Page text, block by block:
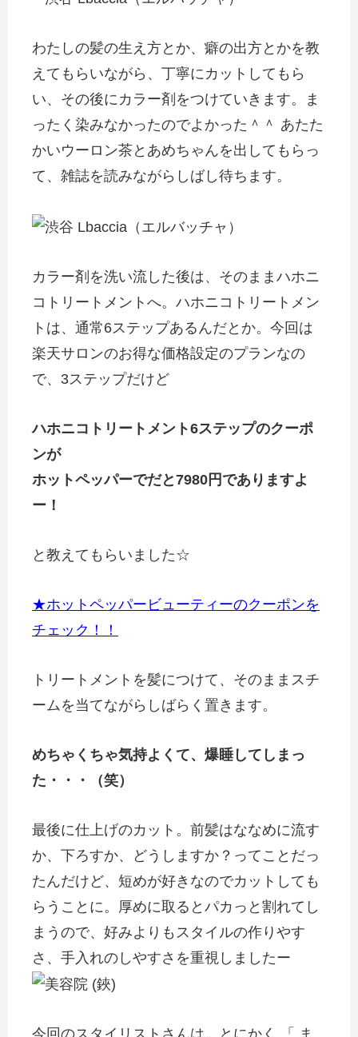
わたしの髪の生え方とか、癖の出方とかを教
えてもらいながら、丁寧にカットしてもら
い、その後にカラー剤をつけていきます。ま
ったく染みなかったのでよかった＾＾ あたた
かいウーロン茶とあめちゃんを出してもらっ
て、雑誌を読みながらしばし待ちます。
カラー剤を洗い流した後は、そのままハホニ
コトリートメントへ。ハホニコトリートメン
トは、通常6ステップあるんだとか。今回は
楽天サロンのお得な価格設定のプランなの
で、3ステップだけど
ハホニコトリートメント6ステップのクーポ
ンが
ホットペッパーでだと7980円でありますよ
ー！
と教えてもらいました☆
★ホットペッパービューティーのクーポンを
チェック！！
トリートメントを髪につけて、そのままスチ
ームを当てながらしばらく置きます。
めちゃくちゃ気持よくて、爆睡してしまっ
た・・・（笑）
最後に仕上げのカット。前髪はななめに流す
か、下ろすか、どうしますか？ってことだっ
たんだけど、短めが好きなのでカットしても
らうことに。厚めに取るとパカっと割れてし
まうので、好みよりもスタイルの作りやす
さ、手入れのしやすさを重視しましたー
今回のスタイリストさんは、とにかく 「 ま